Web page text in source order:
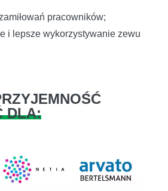
pracowników;
i lepsze wykorzystywanie zewu
DLA: